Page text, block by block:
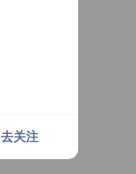
去关注